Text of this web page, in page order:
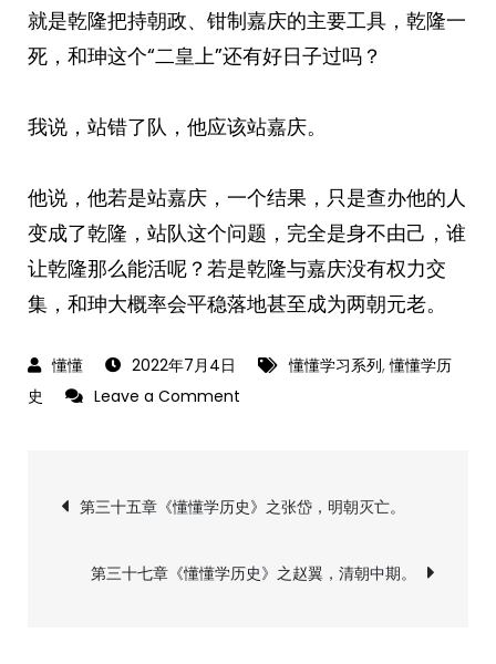
就是乾隆把持朝政、钳制嘉庆的主要工具，乾隆一
死，和珅这个“二皇上”还有好日子过吗？
我说，站错了队，他应该站嘉庆。
他说，他若是站嘉庆，一个结果，只是查办他的人
变成了乾隆，站队这个问题，完全是身不由己，谁
让乾隆那么能活呢？若是乾隆与嘉庆没有权力交
集，和珅大概率会平稳落地甚至成为两朝元老。
2022年7月4日 懂懂学习系列,懂懂学历
史
Leave a Comment
六
《懂
文
章
第三十五章《懂懂学历史》之张岱，明朝灭亡。
第三十七章《懂懂学历史》之赵翼，清朝中期。